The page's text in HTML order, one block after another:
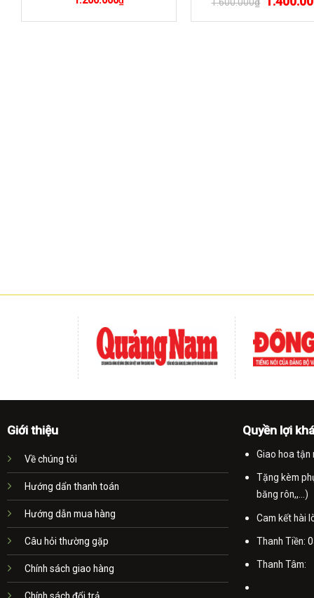
gốc
là:
Giới thiệu
Về chúng tôi
Hướng dẩn thanh toán
Hướng dẫn mua hàng
Câu hỏi thường gặp
Chính sách giao hàng
Quyền lợi
Giao hoa tận
Tặng kèm
băng rôn,,...)
Cam kết hài
Thanh Tiền:
Thanh Tâm: